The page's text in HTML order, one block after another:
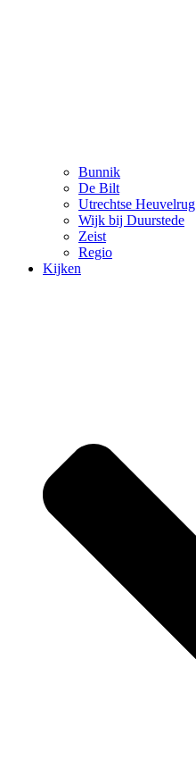
Bunnik
De Bilt
Utrechtse Heuvelrug
Wijk bij Duurstede
Zeist
Regio
Kijken